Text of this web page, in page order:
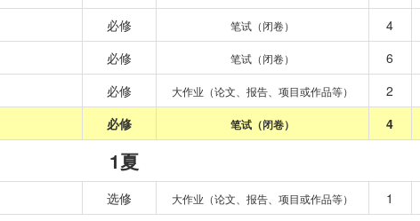
必修 笔试（闭卷） 4
必修 笔试（闭卷） 6
必修 大作业（论文、报告、项目或作品等） 2
必修 笔试（闭卷） 4
1夏
选修 大作业（论文、报告、项目或作品等） 1